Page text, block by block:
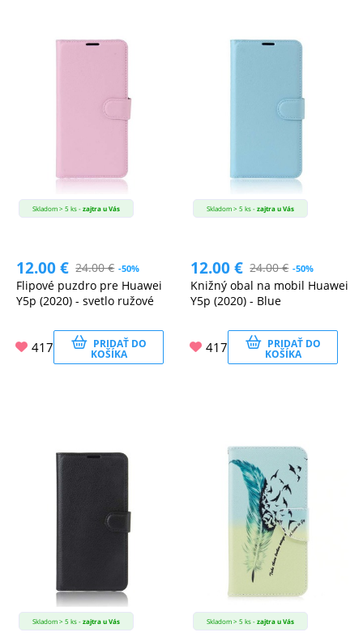
Skladom > 5 ks -zajtra u Vás
12.00€ 24.00€ -50%
Flipové puzdro pre Huawei
Y5p (2020) - svetlo ružové
417 PRIDAŤ DO
KOŠÍKA
Skladom > 5 ks -zajtra u Vás
12.00€ 24.00€ -50%
Knižný obal na mobil Huawei
Y5p (2020) - Blue
417 PRIDAŤ DO
KOŠÍKA
Skladom > 5 ks -zajtra u Vás Skladom > 5 ks -zajtra u Vás